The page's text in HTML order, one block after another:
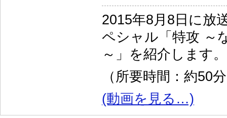
2015年8月8日に放
ペシャル「特攻 ～
～」を紹介します。
（所要時間：約50
(動画を見る…)